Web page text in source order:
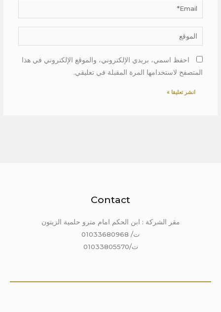
Email*
الموقع
احفظ اسمي، بريدي الإلكتروني، والموقع الإلكتروني في هذا
المتصفح لاستخدامها المرة المقبلة في تعليقي.
Contact
مقر الشركة : ابن الحكم امام مترو حلمية الزيتون
ت/ 01033680968
ت/01033805570